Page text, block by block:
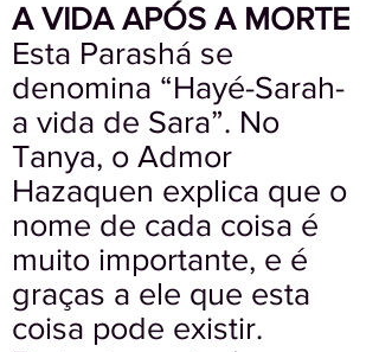
A VIDA APÓS A MORTE
Esta Parashá se
denomina “Hayé-Sarah-
a vida de Sara”. No
Tanya, o Admor
Hazaquen explica que o
nome de cada coisa é
muito importante, e é
graças a ele que esta
coisa pode existir.